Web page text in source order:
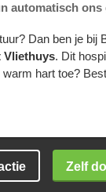
automatisch
Dan ben je
Vliethuys. Dit
hart toe?
Zelf